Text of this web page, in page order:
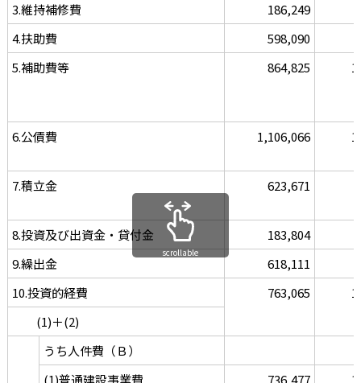
3.維持補修費 186,249
4.扶助費
598,090
5.補助費等
864,825
6.公債費 1,106,066
7.積立金 623,671
8.投資及び出資金・貸付金 183,804
9.繰出金
618,111
10.投資的経費
763,065
(1)＋(2)
うち人件費（Ｂ）
(1)普通建設事業費
736,477
scrollable